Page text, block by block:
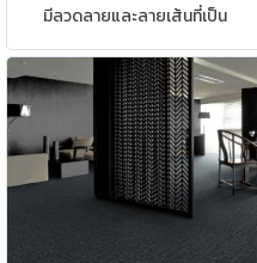
มีลวดลายและลายเส้นที่เป็น
เอกลักษณ์ สามารถปูได้ทุกสถานที่
เช่น สำนักงาน ห้องทำงาน ห้อง
ประชุม ดูแลรักษาง่าย ให้บริการติด
ตั้งโดยช่างปูพรมมืออาชีพ